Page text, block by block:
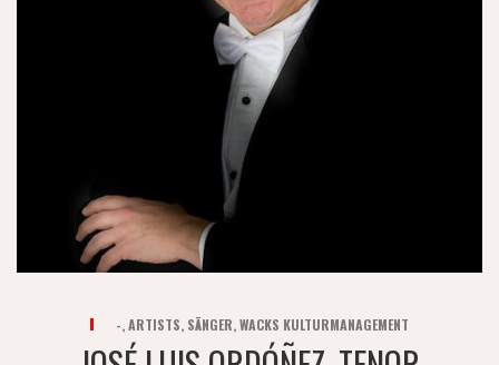
-,ARTISTS, SÄNGER,WACKS KULTURMANAGEMENT